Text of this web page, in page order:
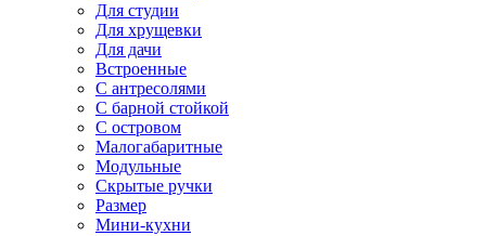
Для студии
Для хрущевки
Для дачи
Встроенные
С антресолями
С барной стойкой
С островом
Малогабаритные
Модульные
Скрытые ручки
Размер
Мини-кухни